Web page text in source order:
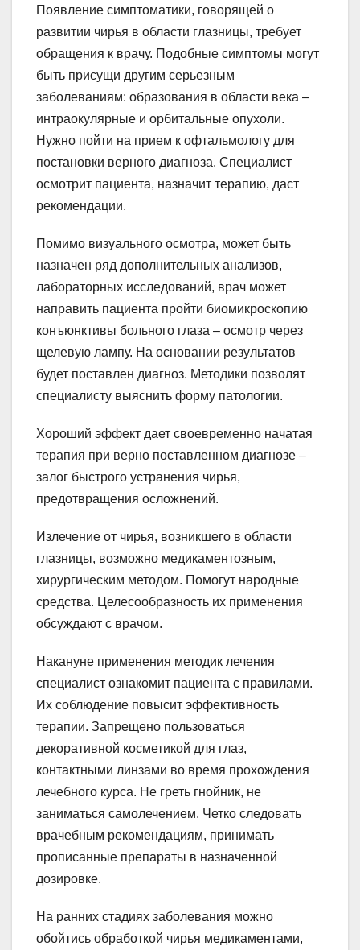
Появление симптоматики, говорящей о
развитии чирья в области глазницы, требует
обращения к врачу. Подобные симптомы могут
быть присущи другим серьезным
заболеваниям: образования в области века –
интраокулярные и орбитальные опухоли.
Нужно пойти на прием к офтальмологу для
постановки верного диагноза. Специалист
осмотрит пациента, назначит терапию, даст
рекомендации.
Помимо визуального осмотра, может быть
назначен ряд дополнительных анализов,
лабораторных исследований, врач может
направить пациента пройти биомикроскопию
конъюнктивы больного глаза – осмотр через
щелевую лампу. На основании результатов
будет поставлен диагноз. Методики позволят
специалисту выяснить форму патологии.
Хороший эффект дает своевременно начатая
терапия при верно поставленном диагнозе –
залог быстрого устранения чирья,
предотвращения осложнений.
Излечение от чирья, возникшего в области
глазницы, возможно медикаментозным,
хирургическим методом. Помогут народные
средства. Целесообразность их применения
обсуждают с врачом.
Накануне применения методик лечения
специалист ознакомит пациента с правилами.
Их соблюдение повысит эффективность
терапии. Запрещено пользоваться
декоративной косметикой для глаз,
контактными линзами во время прохождения
лечебного курса. Не греть гнойник, не
заниматься самолечением. Четко следовать
врачебным рекомендациям, принимать
прописанные препараты в назначенной
дозировке.
На ранних стадиях заболевания можно
обойтись обработкой чирья медикаментами,